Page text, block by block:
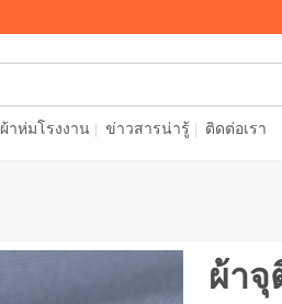
ผ้าห่มโรงงาน ข่าวสารน่ารู้ ติดต่อเรา
ผ้าจุ